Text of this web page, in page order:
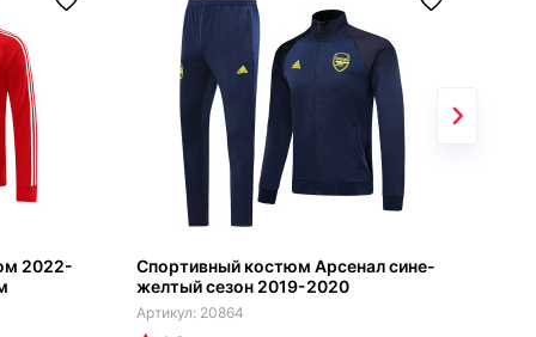
2022-
Спортивный костюм Арсенал сине-
желтый сезон 2019-2020
20864